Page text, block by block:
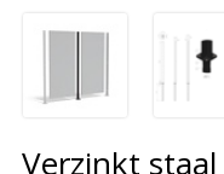
Verzinkt